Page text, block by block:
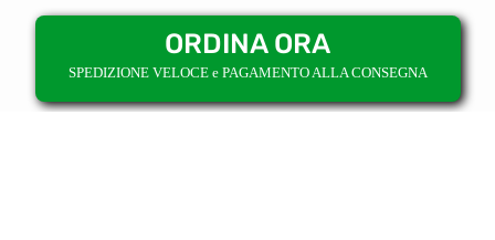
ORDINA ORA
SPEDIZIONE VELOCE e PAGAMENTO ALLA CONSEGNA